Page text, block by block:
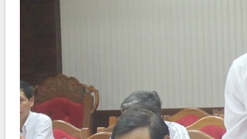
Lễ truy tặng danh hiệu “Bà Mẹ Việt
vụ 6 tháng cuối năm 2026
Kỳ họp thứ Hai, Hội đồng nhân dân
tỉnh khóa XI quyết nghị nhiều nội dung
quan trọng